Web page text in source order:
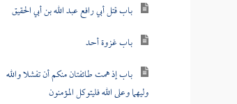
باب قتل أبي رافع عبد الله بن أبي الحقيق
باب غزوة أحد
باب إذ همت طائفتان منكم أن تفشلا والله
وليهما وعلى الله فليتوكل المؤمنون